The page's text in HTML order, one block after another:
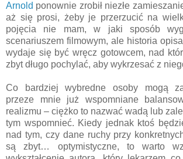
Arnold ponownie zrobił niezłe
aż się prosi, żeby je przerzucić na
pojęcia nie mam, w jaki sposób
scenariuszem filmowym, ale historia
wydaje się być wręcz gotowcem, nad
zbyt długo pochylać, aby wykrzesać z
Co bardziej wybredne osoby mogą
przeze mnie już wspomniane
realizmu – ciężko to nazwać wadą lub
tym wspomnieć. Kiedy jednak ktoś
nad tym, czy dane ruchy przy
są zbyt… optymistyczne, to warto